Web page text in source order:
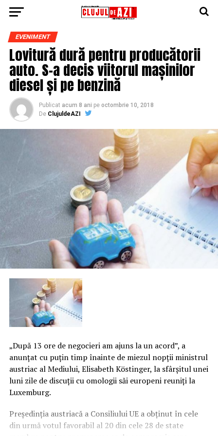
EVENIMENT
Lovitură dură pentru producătorii
auto. S-a decis viitorul mașinilor
diesel și pe benzină
Publicat acum 8 ani pe octombrie 10, 2018
De ClujuldeAZI
„După 13 ore de negocieri am ajuns la un acord”, a
anunţat cu puţin timp înainte de miezul nopţii ministrul
austriac al Mediului, Elisabeth Köstinger, la sfârşitul unei
luni zile de discuţii cu omologii săi europeni reuniţi la
Luxemburg.
Preşedinţia austriacă a Consiliului UE a obţinut în cele
din urmă votul favorabil al 20 din cele 28 de state